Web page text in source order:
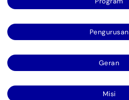
Pengurusan
Geran
Misi